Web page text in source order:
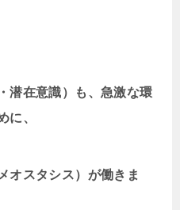
潜在意識）も、急激な環
に、
オスタシス）が働きま